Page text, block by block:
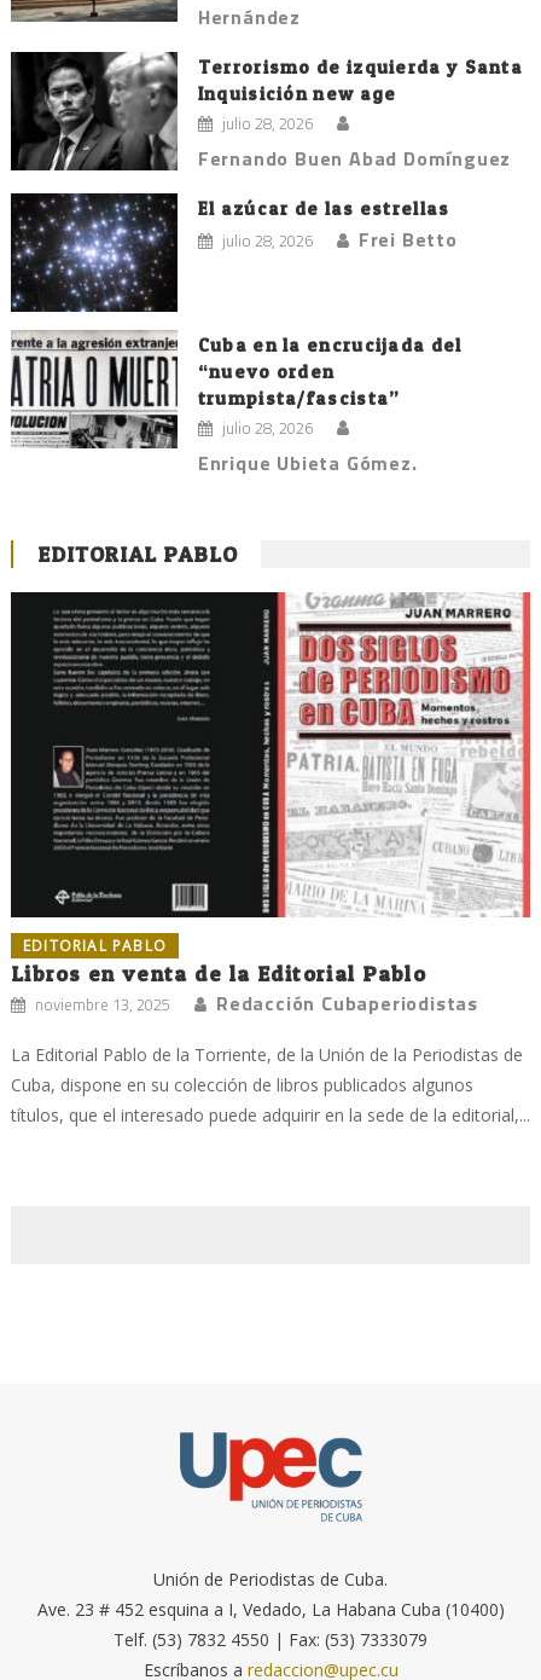
Hernández
Terrorismo de izquierda y Santa
Inquisición new age
julio 28, 2026
Fernando Buen Abad Domínguez
El azúcar de las estrellas
julio 28, 2026 Frei Betto
Cuba en la encrucijada del
“nuevo orden
trumpista/fascista”
julio 28, 2026
Enrique Ubieta Gómez.
EDITORIAL PABLO
EDITORIAL PABLO
Libros en venta de la Editorial Pablo
noviembre 13, 2025 Redacción Cubaperiodistas
La Editorial Pablo de la Torriente, de la Unión de la Periodistas de
Cuba, dispone en su colección de libros publicados algunos
títulos, que el interesado puede adquirir en la sede de la editorial,...
Unión de Periodistas de Cuba.
Ave. 23 # 452 esquina a I, Vedado, La Habana Cuba (10400)
Telf. (53) 7832 4550 | Fax: (53) 7333079
Escríbanos a redaccion@upec.cu